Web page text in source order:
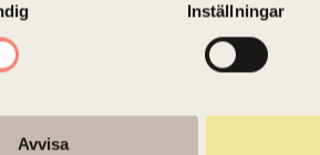
Inställningar
Avvisa
skyltfönster.
bygga en ny